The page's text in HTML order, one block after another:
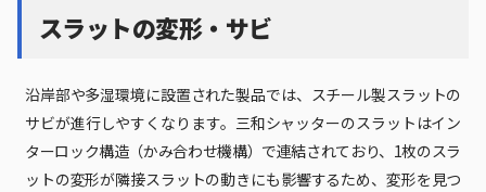
スラットの変形・サビ
沿岸部や多湿環境に設置された製品では、スチール製スラットの
サビが進行しやすくなります。三和シャッターのスラットはイン
ターロック構造（かみ合わせ機構）で連結されており、1枚のスラ
ットの変形が隣接スラットの動きにも影響するため、変形を見つ